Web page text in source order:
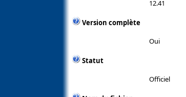
12.41
Version complète
Oui
Statut
Officiel